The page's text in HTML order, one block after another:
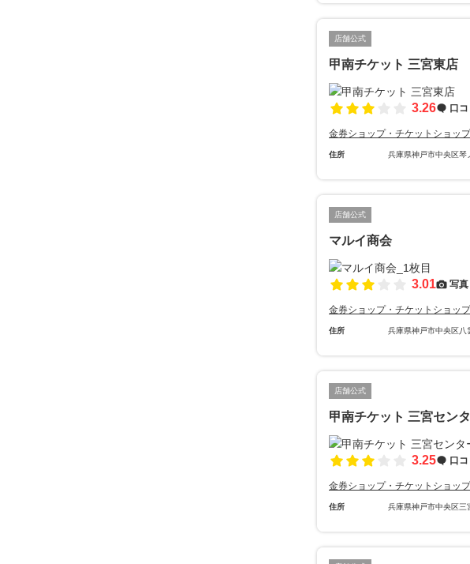
店舗公式
甲南チケット 三宮東店
3.26 口コ
金券ショップ・チケットショップ
住所 兵庫県神戸市中央区琴
店舗公式
マルイ商会
3.01 写真
金券ショップ・チケットショップ
住所 兵庫県神戸市中央区八
店舗公式
甲南チケット 三宮セン
3.25 口コ
金券ショップ・チケットショップ
住所 兵庫県神戸市中央区三